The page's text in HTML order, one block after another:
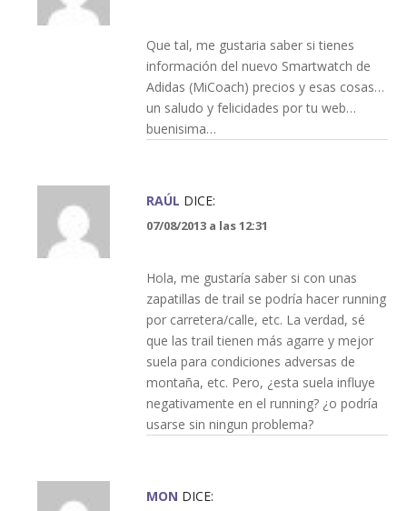
Que tal, me gustaria saber si tienes
información del nuevo Smartwatch de
Adidas (MiCoach) precios y esas cosas…
un saludo y felicidades por tu web…
buenisima…
RAÚL DICE:
07/08/2013 a las 12:31
Hola, me gustaría saber si con unas
zapatillas de trail se podría hacer running
por carretera/calle, etc. La verdad, sé
que las trail tienen más agarre y mejor
suela para condiciones adversas de
montaña, etc. Pero, ¿esta suela influye
negativamente en el running? ¿o podría
usarse sin ningun problema?
MON DICE: